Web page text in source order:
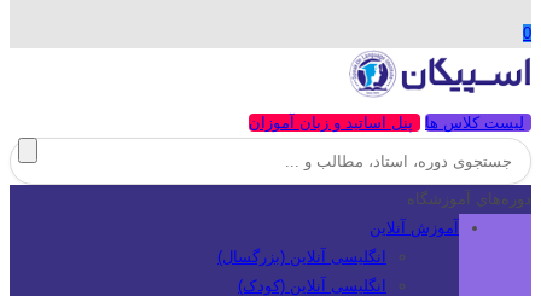
0
لیست کلاس ها پنل اساتید و زبان آموزان
دوره‌های آموزشگاه
آموزش آنلاین
انگلیسی آنلاین (بزرگسال)
انگلیسی آنلاین (کودک)